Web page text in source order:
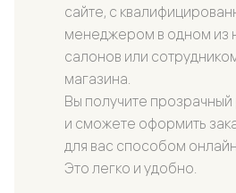
сайте, с
менеджером в одном из
салонов или
магазина.
Вы получите прозрачный
и сможете оформить
для вас способом
Это легко и удобно.